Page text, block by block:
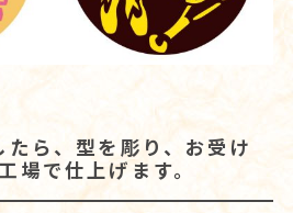
ら、型を彫り、お受け
場で仕上げます。